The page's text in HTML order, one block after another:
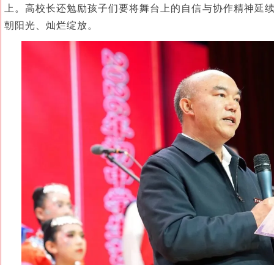
上。高校长还勉励孩子们要将舞台上的自信与协作精神延
朝阳光、灿烂绽放。